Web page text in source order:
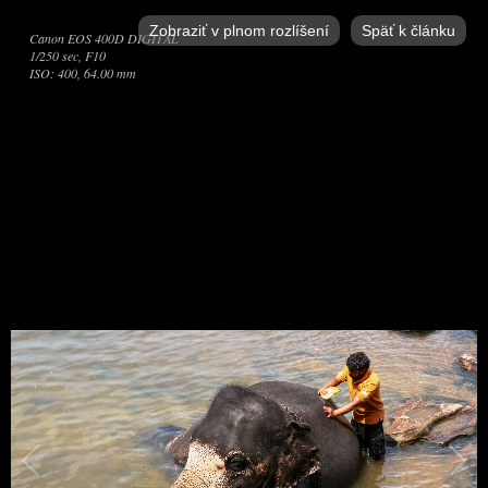
Zobraziť v plnom rozlíšení Späť k článku
Canon EOS 400D DIGITAL
1/250 sec, F10
ISO: 400, 64.00 mm